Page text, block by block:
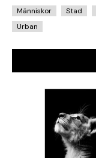
Människor
Stad
Urban